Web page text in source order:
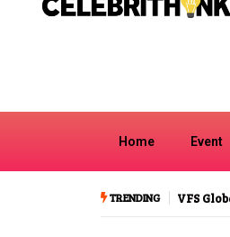
Home Event
TRENDING
Laporan Keberlanjutan Terbaru